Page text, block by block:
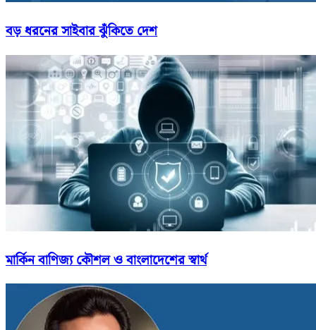
বড় ধরনের সাইবার ঝুঁকিতে দেশ
মার্কিন বাণিজ্য কৌশল ও বাংলাদেশের স্বার্থ